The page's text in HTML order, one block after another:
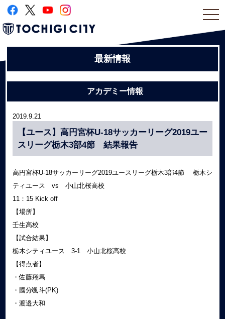
最新情報
アカデミー情報
2019.9.21
【ユース】高円宮杯U-18サッカーリーグ2019ユー
スリーグ栃木3部4節 結果報告
高円宮杯U-18サッカーリーグ2019ユースリーグ栃木3部4節 栃木シ
ティユース vs 小山北桜高校
11：15 Kick off
【場所】
壬生高校
【試合結果】
栃木シティユース 3-1 小山北桜高校
【得点者】
・佐藤翔馬
・國分颯斗(PK)
・渡邉大和